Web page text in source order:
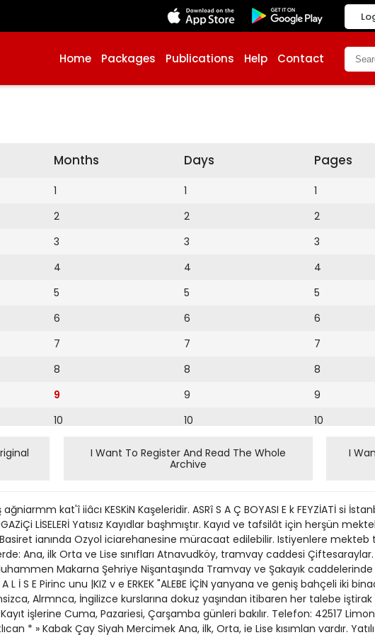
Home Packages Publications Help Contact
Months
1
2
3
4
5
6
7
8
9
10
Days
1
2
3
4
5
6
7
8
9
10
11
12
14
16
17
18
Pages
1
2
3
4
5
6
7
8
9
10
I Want To Register And Read The Whole
Archive
I
kat'î iiâcı KESKiN Kaşeleridir. ASRî S A Ç BOYASI E k FEYZİATİ si
LİSELERİ Yatısız Kayıdlar başhmıştır. Kayıd ve tafsilât için herşün
ianında Ozyol iciarehanesine müracaat edilebilir. Istiyenlere
Ana, ilk Orta ve Lise sınıfları Atnavudköy, tramvay caddesi
Makarna Şehriye Nişantaşında Tramvay ve Şakayık
L İ S E Pirinc unu |KIZ v e ERKEK "ALEBE İÇİN yanyana ve geniş bahçeli iki
Alrmnca, İngilizce kurslarına dokuz yaşından itibaren her talebe
işlerine Cuma, Pazariesi, Çarşamba günleri bakılır. Telefon: 42517
* » Kabak Çay Siyah Mercimek Ana, ilk, Orta, ie Lise kısımlan vardır.